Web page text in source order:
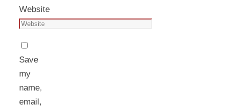
Website
Save
my
name,
email,